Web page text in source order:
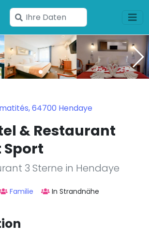
Geben
Sie
Ihre
Daten
ein
64700 Hendaye
& Restaurant
Sport
3 Sterne in Hendaye
Familie In Strandnähe